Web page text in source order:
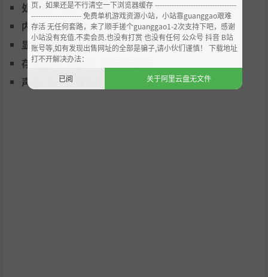
处理器:Intel Core i3
内存:4 GB RAM
显卡:独立显卡
存储空间:需要 42 GB 可用空间
声卡:
基本音频设备
页，如果还是不行清空一下浏览器缓存 ----------------------------------
--------------------- 免费单机游戏资源小站，小站靠guanggao艰难
存活 无任何套路，来了顺手搓个guanggao1-2次支持下吧，感谢
小站没有充值.不卖会员.也没有打赏 也没有任何 公众号 抖音 B站
账号等,如有发现出售网址的全部是骗子,请小伙们谨慎！ 下载地址
打不开解决办法：
已阅
关于阿里云盘无文件